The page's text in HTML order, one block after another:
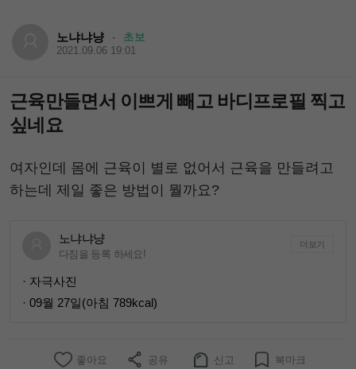
노냐냐냥 · 초보
2021.09.06 19:01
근육만들면서 이쁘게 빼고 바디프로필 찍고
싶네요
여자인데 몸에 근육이 별로 없어서 근육을 만들려고
하는데 제일 좋은 방법이 뭘까요?
노냐냐냥
다짐을 등록 하세요!
더보기
· 자극사진
· 09월 27일(아침 789kcal)
좋아요 공유 신고 북마크